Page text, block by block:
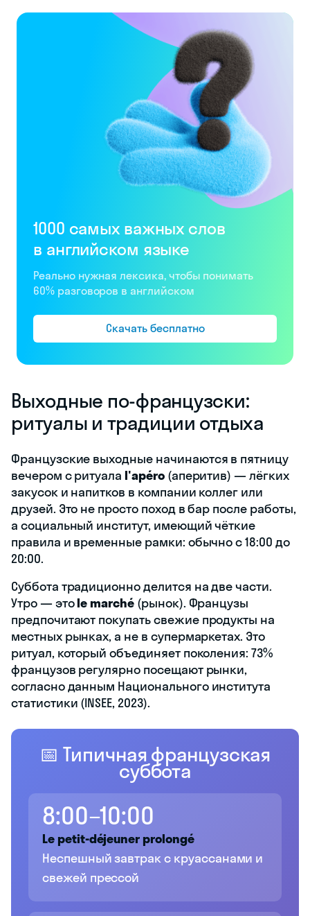
1000 самых важных слов
в английском языке
Реально нужная лексика, чтобы понимать
60% разговоров в английском
Скачать бесплатно
Выходные по-французски:
ритуалы и традиции отдыха
Французские выходные начинаются в пятницу
вечером с ритуалаl'apéro(аперитив) — лёгких
закусок и напитков в компании коллег или
друзей. Это не просто поход в бар после работы,
а социальный институт, имеющий чёткие
правила и временные рамки: обычно с 18:00 до
20:00.
Суббота традиционно делится на две части.
Утро — этоle marché (рынок). Французы
предпочитают покупать свежие продукты на
местных рынках, а не в супермаркетах. Это
ритуал, который объединяет поколения: 73%
французов регулярно посещают рынки,
согласно данным Национального института
статистики (INSEE, 2023).
📅 Типичная французская
суббота
8:00–10:00
Le petit-déjeuner prolongé
Неспешный завтрак с круассанами и
свежей прессой